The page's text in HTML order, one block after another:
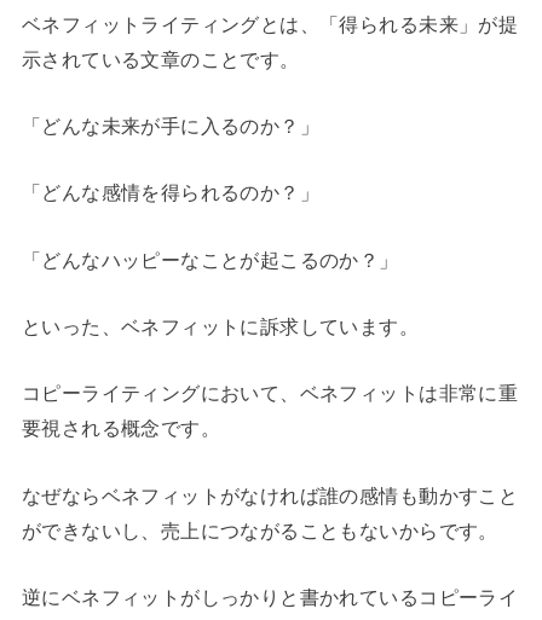
ベネフィットライティングとは、「得られる未来」が提
示されている文章のことです。
「どんな未来が手に入るのか？」
「どんな感情を得られるのか？」
「どんなハッピーなことが起こるのか？」
といった、ベネフィットに訴求しています。
コピーライティングにおいて、ベネフィットは非常に重
要視される概念です。
なぜならベネフィットがなければ誰の感情も動かすこと
ができないし、売上につながることもないからです。
逆にベネフィットがしっかりと書かれているコピーライ